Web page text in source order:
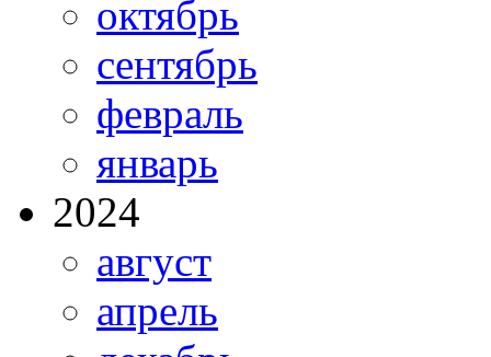
октябрь
сентябрь
февраль
январь
2024
август
апрель